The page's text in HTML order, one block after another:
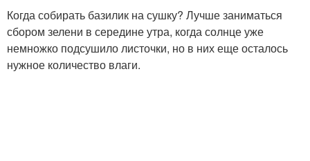
Когда собирать базилик на сушку? Лучше заниматься
сбором зелени в середине утра, когда солнце уже
немножко подсушило листочки, но в них еще осталось
нужное количество влаги.